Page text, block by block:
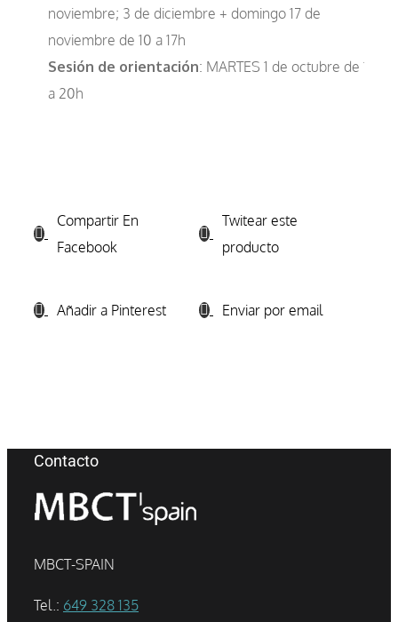
noviembre; 3 de diciembre + domingo 17 de
noviembre de 10 a 17h
Sesión de orientación: MARTES 1 de octubre de 19
a 20h
Compartir En
Facebook
Twitear este
producto
Añadir a Pinterest Enviar por email
Contacto
MBCT-SPAIN
Tel.: 649 328 135